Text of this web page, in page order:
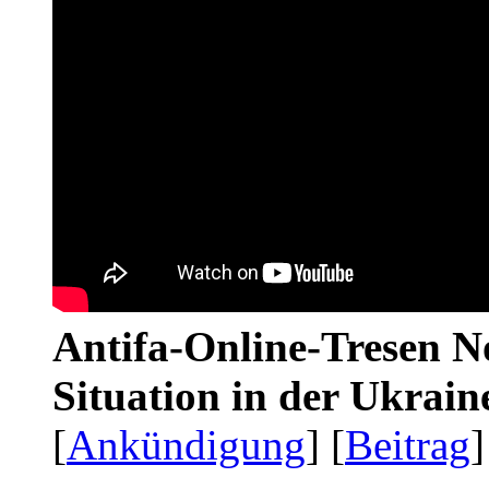
Antifa-Online-Tresen
Situation in der
[Ankündigung] [Beitrag